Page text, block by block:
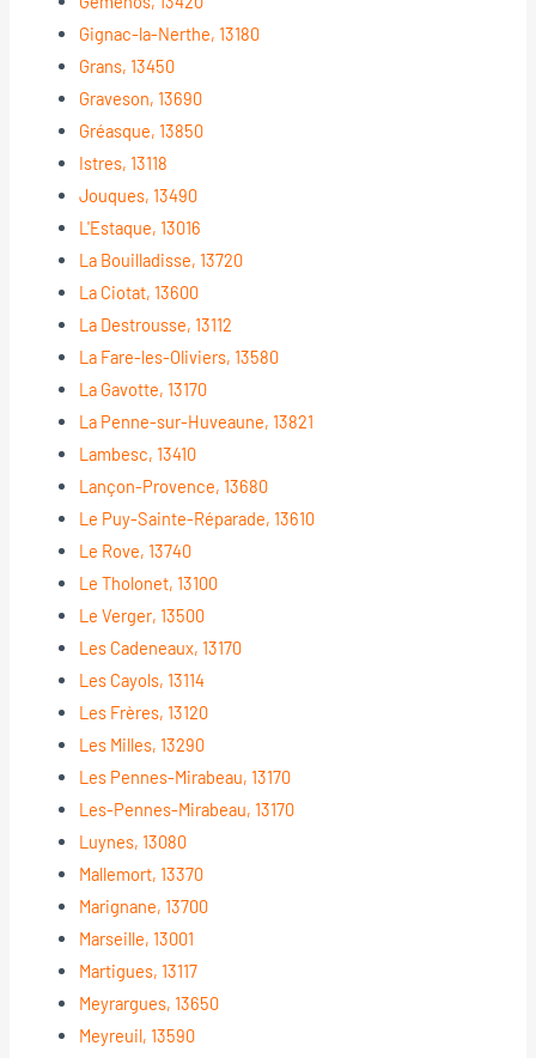
Gignac-la-Nerthe, 13180
Grans, 13450
Graveson, 13690
Gréasque, 13850
Istres, 13118
Jouques, 13490
L'Estaque, 13016
La Bouilladisse, 13720
La Ciotat, 13600
La Destrousse, 13112
La Fare-les-Oliviers, 13580
La Gavotte, 13170
La Penne-sur-Huveaune, 13821
Lambesc, 13410
Lançon-Provence, 13680
Le Puy-Sainte-Réparade, 13610
Le Rove, 13740
Le Tholonet, 13100
Le Verger, 13500
Les Cadeneaux, 13170
Les Cayols, 13114
Les Frères, 13120
Les Milles, 13290
Les Pennes-Mirabeau, 13170
Les-Pennes-Mirabeau, 13170
Luynes, 13080
Mallemort, 13370
Marignane, 13700
Marseille, 13001
Martigues, 13117
Meyrargues, 13650
Meyreuil, 13590